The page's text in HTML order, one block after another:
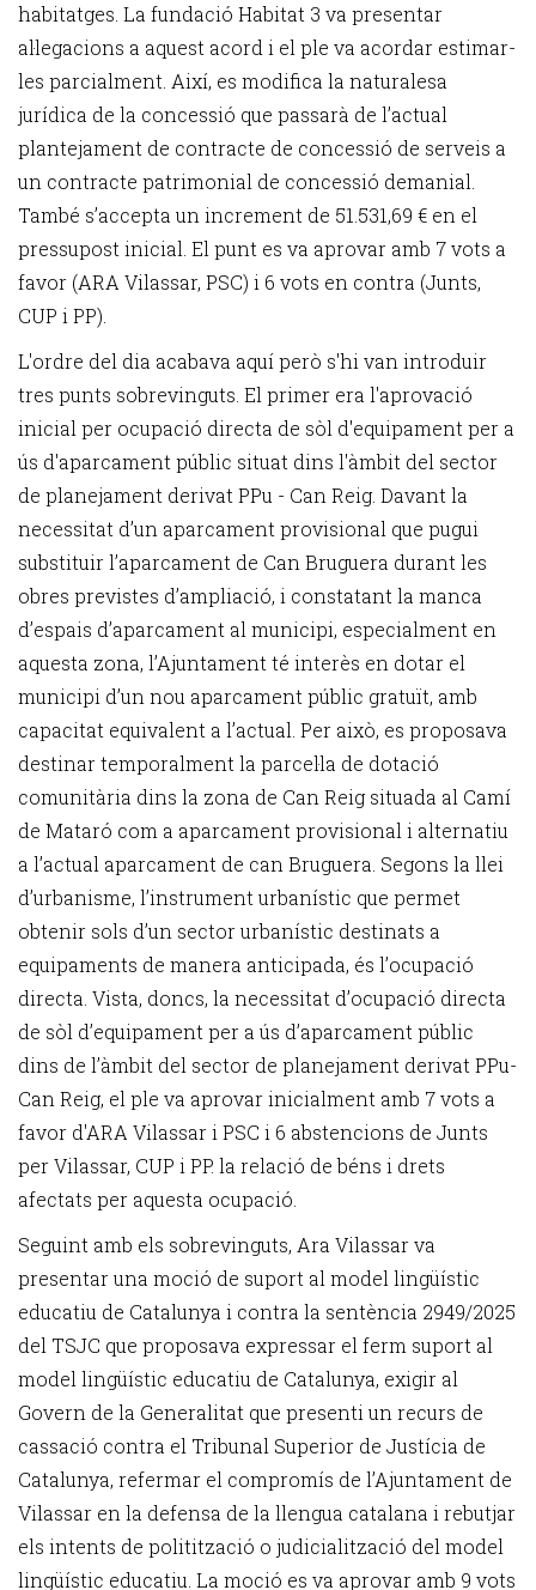
habitatges. La fundació Habitat 3 va presentar
al·legacions a aquest acord i el ple va acordar estimar-
les parcialment. Així, es modifica la naturalesa
jurídica de la concessió que passarà de l’actual
plantejament de contracte de concessió de serveis a
un contracte patrimonial de concessió demanial.
També s’accepta un increment de 51.531,69 € en el
pressupost inicial. El punt es va aprovar amb 7 vots a
favor (ARA Vilassar, PSC) i 6 vots en contra (Junts,
CUP i PP).
L'ordre del dia acabava aquí però s'hi van introduir
tres punts sobrevinguts. El primer era l'aprovació
inicial per ocupació directa de sòl d'equipament per a
ús d'aparcament públic situat dins l'àmbit del sector
de planejament derivat PPu - Can Reig. Davant la
necessitat d’un aparcament provisional que pugui
substituir l’aparcament de Can Bruguera durant les
obres previstes d’ampliació, i constatant la manca
d’espais d’aparcament al municipi, especialment en
aquesta zona, l’Ajuntament té interès en dotar el
municipi d’un nou aparcament públic gratuït, amb
capacitat equivalent a l’actual. Per això, es proposava
destinar temporalment la parcel·la de dotació
comunitària dins la zona de Can Reig situada al Camí
de Mataró com a aparcament provisional i alternatiu
a l’actual aparcament de can Bruguera. Segons la llei
d’urbanisme, l’instrument urbanístic que permet
obtenir sols d’un sector urbanístic destinats a
equipaments de manera anticipada, és l’ocupació
directa. Vista, doncs, la necessitat d’ocupació directa
de sòl d’equipament per a ús d’aparcament públic
dins de l’àmbit del sector de planejament derivat PPu-
Can Reig, el ple va aprovar inicialment amb 7 vots a
favor d'ARA Vilassar i PSC i 6 abstencions de Junts
per Vilassar, CUP i PP. la relació de béns i drets
afectats per aquesta ocupació.
Seguint amb els sobrevinguts, Ara Vilassar va
presentar una moció de suport al model lingüístic
educatiu de Catalunya i contra la sentència 2949/2025
del TSJC que proposava expressar el ferm suport al
model lingüístic educatiu de Catalunya, exigir al
Govern de la Generalitat que presenti un recurs de
cassació contra el Tribunal Superior de Justícia de
Catalunya, refermar el compromís de l’Ajuntament de
Vilassar en la defensa de la llengua catalana i rebutjar
els intents de politització o judicialització del model
lingüístic educatiu. La moció es va aprovar amb 9 vots